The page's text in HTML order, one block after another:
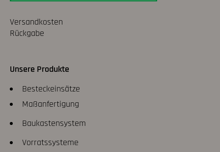
Versandkosten
Rückgabe
Unsere Produkte
Besteckeinsätze
Maßanfertigung
Baukastensystem
Vorratssysteme